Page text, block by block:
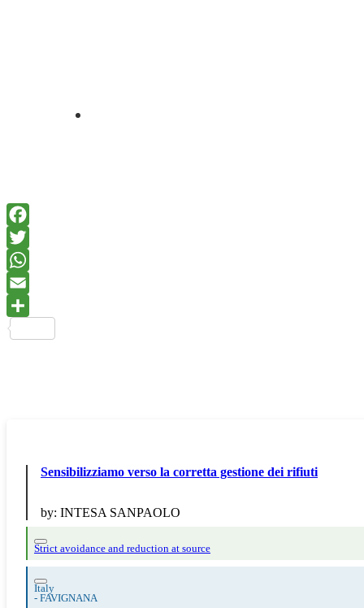
Sensibilizziamo verso la corretta gestione dei rifiuti
by: INTESA SANPAOLO
Strict avoidance and reduction at source
Italy
- FAVIGNANA